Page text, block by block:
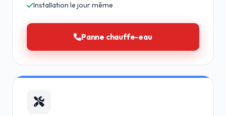
Installation le jour même
Panne chauffe-eau